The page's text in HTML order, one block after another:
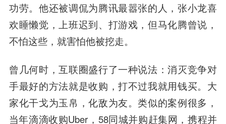
功劳。他还被调侃为腾讯最嚣张的人，张小龙喜
欢睡懒觉，上班迟到、打游戏，但马化腾曾说，
不怕这些，就害怕他被挖走。
曾几何时，互联圈盛行了一种说法：消灭竞争对
手最好的方法就是收购，打不过我就用钱买。大
家化干戈为玉帛，化敌为友。类似的案例很多，
当年滴滴收购Uber， 58同城并购赶集网 ，携程并